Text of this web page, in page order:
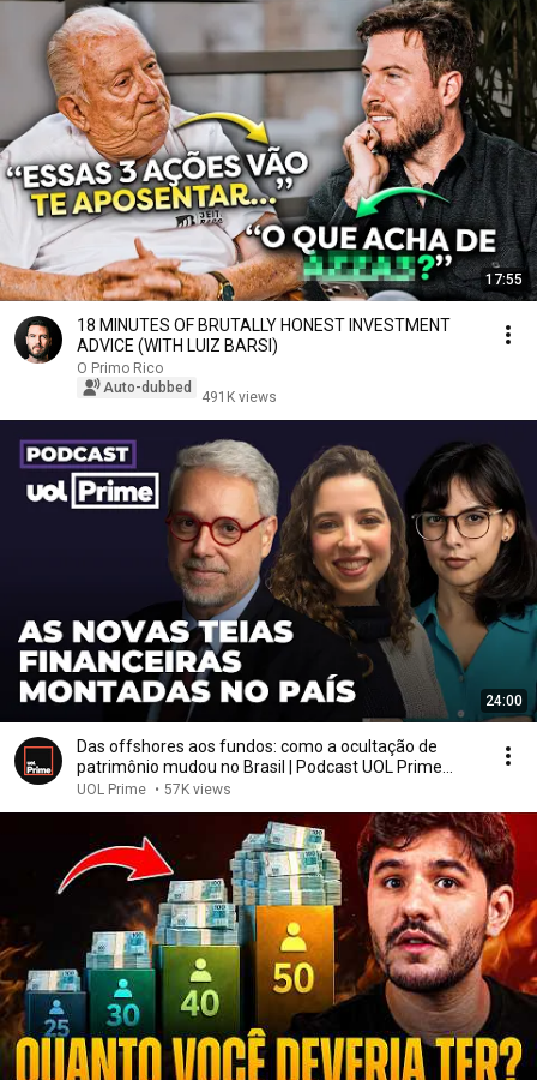
17:55
18 MINUTES OF BRUTALLY HONEST INVESTMENT
ADVICE (WITH LUIZ BARSI)
O Primo Rico
Auto-dubbed
491K views
24:00
Das offshores aos fundos: como a ocultação de
patrimônio mudou no Brasil | Podcast UOL Prime
#132
UOL Prime • 57K views